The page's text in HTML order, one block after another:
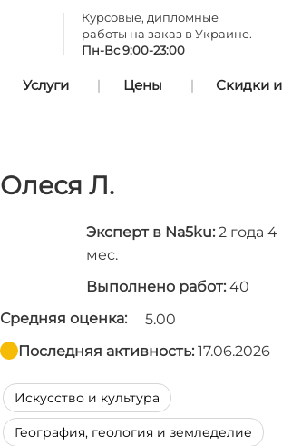
Курсовые, дипломные
работы на заказ в Украине.
Пн-Вс 9:00-23:00
Услуги Цены Скидки
Олеся Л.
Эксперт в Na5ku: 2 года 4
мес.
Выполнено работ: 40
Средняя оценка:
5.00
Последняя активность: 17.06.2026
Искусство и культура
География, геология и земледелие